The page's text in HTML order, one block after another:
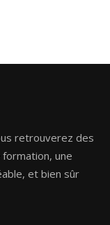
retrouverez des
une
et bien sûr